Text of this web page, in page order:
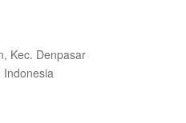
Kec. Denpasar
Indonesia